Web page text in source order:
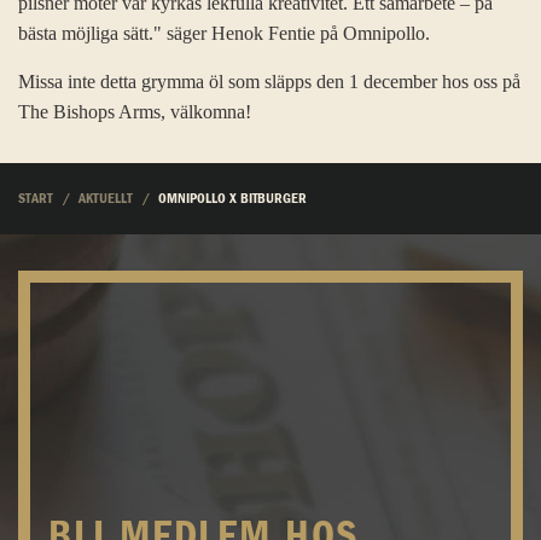
bästa möjliga sätt." säger Henok Fentie på Omnipollo.
Missa inte detta grymma öl som släpps den 1 december hos oss på
The Bishops Arms, välkomna!
START AKTUELLT OMNIPOLLO X BITBURGER